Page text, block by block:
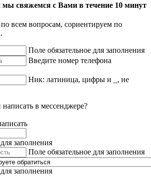
мы свяжемся с Вами в течение 10 минут
всем вопросам, сориентируем по
Поле обязательное для заполнения
Введите номер телефона
Ник: латиница, цифры и _, не
в мессенджере?
заполнения
Поле обязательное для заполнения
заполнения